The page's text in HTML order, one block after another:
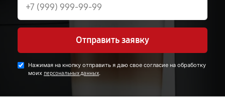
Отправить заявку
Нажимая на кнопку отправить я даю свое согласие на обработку
моих персональных данных.